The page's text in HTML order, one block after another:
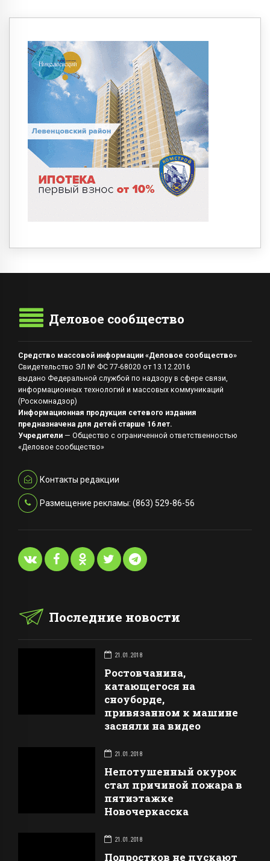
Деловое сообщество
Средство массовой информации «Деловое сообщество»
Свидетельство ЭЛ № ФС 77-68020 от 13.12.2016
выдано Федеральной службой по надзору в сфере связи,
информационных технологий и массовых коммуникаций
(Роскомнадзор)
Информационная продукция сетевого издания
предназначена для детей старше 16 лет.
Учредители — Общество с ограниченной ответственностью
«Деловое сообщество»
Контакты редакции
Размещение рекламы: (863) 529-86-56
Последние новости
21.01.2018
Ростовчанина,
катающегося на
сноуборде,
привязанном к машине
засняли на видео
21.01.2018
Непотушенный окурок
стал причиной пожара в
пятиэтажке
Новочеркасска
21.01.2018
Подростков не пускают